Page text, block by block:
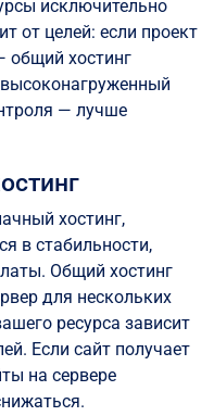
исключительно
от целей: если проект
общий хостинг
— лучше
хостинг,
в стабильности,
Общий хостинг
для нескольких
ресурса зависит
Если сайт получает
на сервере